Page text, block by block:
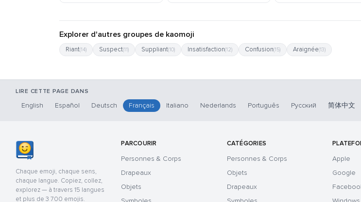
Explorer d'autres groupes de kaomoji
Riant(14) Suspect(11) Suppliant(10) Insatisfaction(12) Confusion(15) Araignée(13)
LIRE CETTE PAGE DANS
English Español Deutsch Français Italiano Nederlands Português Русский 简体中文
Chaque emoji, chaque sens,
chaque langue. Copiez, collez,
explorez — à travers 15 langues
et plus de 3 700 emojis.
PARCOURIR
Personnes & Corps
Drapeaux
Objets
CATÉGORIES
Personnes & Corps
Objets
Drapeaux
Apple
Google